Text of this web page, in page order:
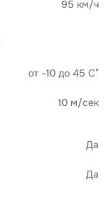
95 км/ч
от -10 до 45 С°
10 м/сек
Да
Да